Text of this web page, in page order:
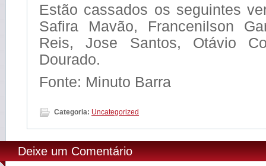
Estão cassados os seguintes
Safira Mavão, Francenilson
Reis, Jose Santos, Otávio
Dourado.
Fonte: Minuto Barra
Categoria: Uncategorized
Deixe um Comentário